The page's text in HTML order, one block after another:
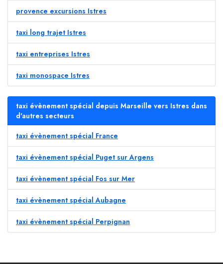
provence excursions Istres
taxi long trajet Istres
taxi entreprises Istres
taxi monospace Istres
taxi évènement spécial depuis Marseille vers Istres dans
d'autres secteurs
taxi évènement spécial France
taxi évènement spécial Puget sur Argens
taxi évènement spécial Fos sur Mer
taxi évènement spécial Aubagne
taxi évènement spécial Perpignan